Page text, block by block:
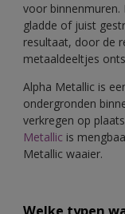
voor
gladde of juist
resultaat, door de
metaaldeeltjes
Alpha Metallic is
ondergronden
verkregen op
Metallic is
Metallic waaier.